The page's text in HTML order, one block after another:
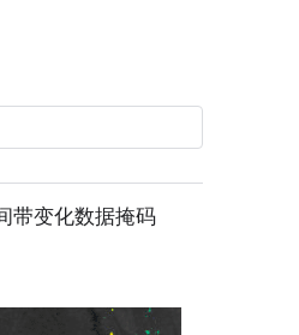
带变化数据掩码